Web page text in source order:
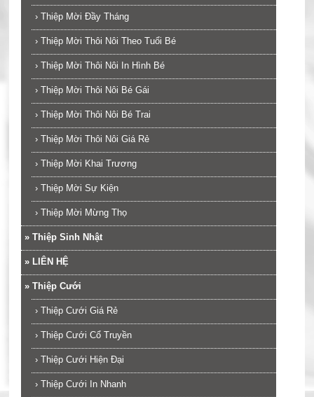
› Thiệp Mời Đầy Tháng
› Thiệp Mời Thôi Nôi Theo Tuổi Bé
› Thiệp Mời Thôi Nôi In Hình Bé
› Thiệp Mời Thôi Nôi Bé Gái
› Thiệp Mời Thôi Nôi Bé Trai
› Thiệp Mời Thôi Nôi Giá Rẻ
› Thiệp Mời Khai Trương
› Thiệp Mời Sự Kiện
› Thiệp Mời Mừng Thọ
» Thiệp Sinh Nhật
» LIÊN HỆ
» Thiệp Cưới
› Thiệp Cưới Giá Rẻ
› Thiệp Cưới Cổ Truyền
› Thiệp Cưới Hiện Đại
› Thiệp Cưới In Nhanh